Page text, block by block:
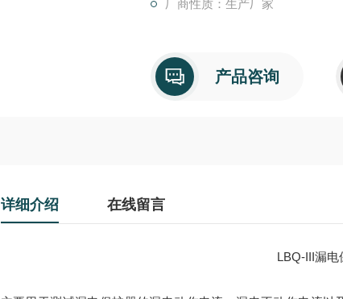
厂商性质：生产厂家
产品咨询
详细介绍 在线留言
LBQ-III漏电